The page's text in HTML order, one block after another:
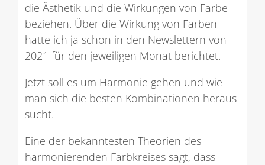
die Ästhetik und die Wirkungen von Farbe
beziehen. Über die Wirkung von Farben
hatte ich ja schon in den Newslettern von
2021 für den jeweiligen Monat berichtet.
Jetzt soll es um Harmonie gehen und wie
man sich die besten Kombinationen heraus
sucht.
Eine der bekanntesten Theorien des
harmonierenden Farbkreises sagt, dass